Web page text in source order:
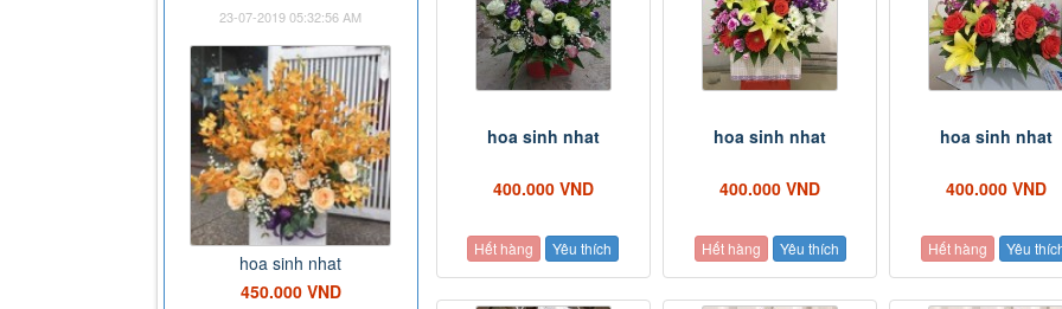
hoa sinh nhat
400.000 VND
Hết hàng Yêu thích
hoa sinh nhat
400.000 VND
Hết hàng Yêu thích
hoa sinh nhat
400.000 VND
Hết hàng Yêu
23-07-2019 05:32:56 AM
hoa sinh nhat
450.000 VND